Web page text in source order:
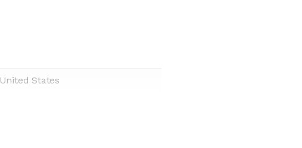
United States